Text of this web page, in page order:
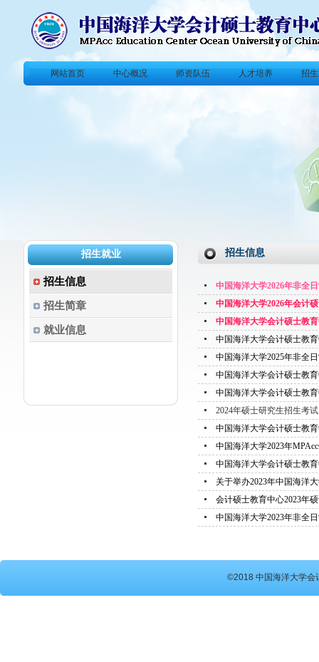
网站首页 中心概况 师资队伍 人才培养 招
招生就业
招生信息
招生简章
就业信息
招生信息
中国海洋大学2026年非全
中国海洋大学2026年会计
中国海洋大学会计硕士教
中国海洋大学会计硕士教
中国海洋大学2025年非全
中国海洋大学会计硕士教
中国海洋大学会计硕士教
2024年硕士研究生招生考
中国海洋大学会计硕士教
中国海洋大学2023年
中国海洋大学会计硕士教
关于举办2023年中国海洋
会计硕士教育中心2023年
中国海洋大学2023年非全
©2018 中国海洋大学会